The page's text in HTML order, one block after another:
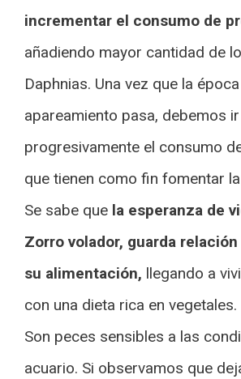
incrementar el consumo de
añadiendo mayor cantidad de
Daphnias. Una vez que la
apareamiento pasa, debemos
progresivamente el consumo
que tienen como fin fomentar
Se sabe que la esperanza de
Zorro volador, guarda
su alimentación, llegando a
con una dieta rica en vegetales.
Son peces sensibles a las
acuario. Si observamos que